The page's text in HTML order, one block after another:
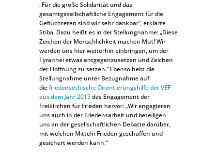
„Für die große Solidarität und das
gesamtgesellschaftliche Engagement für die
Geflüchteten sind wir sehr dankbar“, erklärte
Stiba. Dazu heißt es in der Stellungnahme: „Diese
Zeichen der Menschlichkeit machen Mut! Wir
werden uns hier weiterhin einbringen, um der
Tyrannei etwas entgegenzusetzen und Zeichen
der Hoffnung zu setzen.“ Ebenso hebt die
Stellungnahme unter Bezugnahme auf
diefriedensethische Orientierungshilfe der VEF
aus dem Jahr 2015das Engagement der
Freikirchen für Frieden hervor: „Wir engagieren
uns auch in der Friedensarbeit und beteiligen
uns an der gesellschaftlichen Debatte darüber,
mit welchen Mitteln Frieden geschaffen und
gesichert werden kann.“